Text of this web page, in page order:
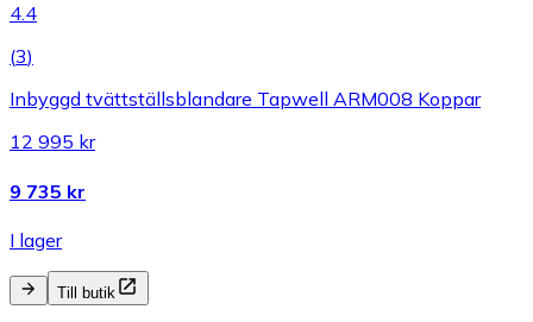
4.4
(3)
Inbyggd tvättställsblandare Tapwell ARM008 Koppar
12 995 kr
9 735 kr
I lager
Till butik